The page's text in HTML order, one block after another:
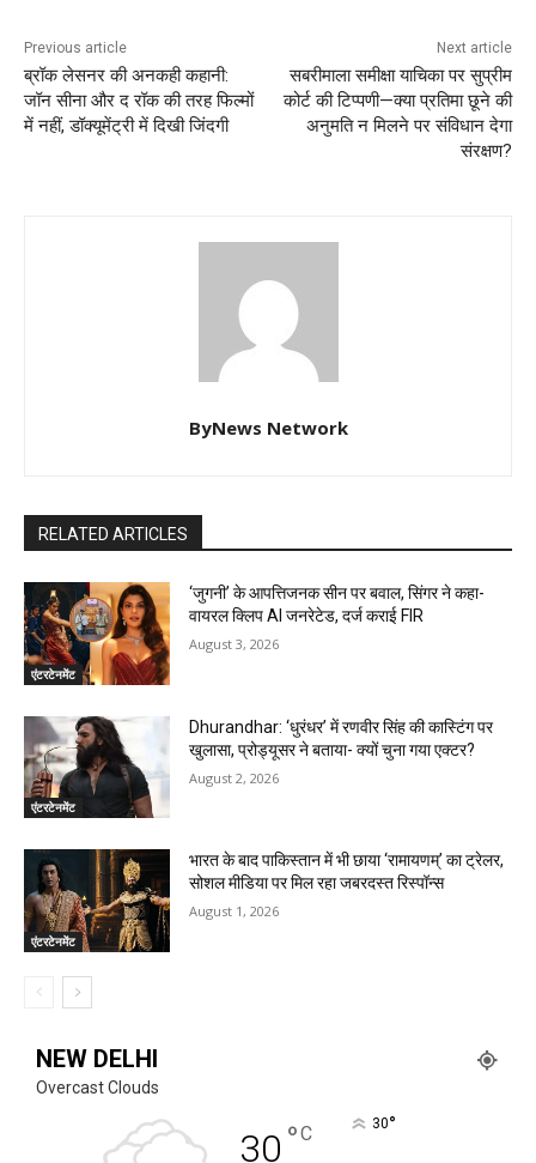
Previous article
ब्रॉक लेसनर की अनकही कहानी:
जॉन सीना और द रॉक की तरह फिल्मों
में नहीं, डॉक्यूमेंट्री में दिखी जिंदगी
Next article
सबरीमाला समीक्षा याचिका पर सुप्रीम
कोर्ट की टिप्पणी—क्या प्रतिमा छूने की
अनुमति न मिलने पर संविधान देगा
संरक्षण?
ByNews Network
RELATED ARTICLES
एंटरटेनमेंट
‘जुगनी’ के आपत्तिजनक सीन पर बवाल, सिंगर ने कहा-
वायरल क्लिप AI जनरेटेड, दर्ज कराई FIR
August 3, 2026
एंटरटेनमेंट
Dhurandhar: ‘धुरंधर’ में रणवीर सिंह की कास्टिंग पर
खुलासा, प्रोड्यूसर ने बताया- क्यों चुना गया एक्टर?
August 2, 2026
एंटरटेनमेंट
भारत के बाद पाकिस्तान में भी छाया ‘रामायणम्’ का ट्रेलर,
सोशल मीडिया पर मिल रहा जबरदस्त रिस्पॉन्स
August 1, 2026
NEW DELHI
Overcast Clouds
30 °C 30°